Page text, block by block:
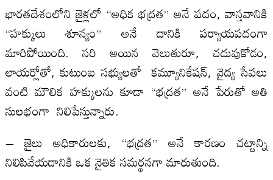
భారతదేశంలోని జైళ్లలో “అధిక భద్రత” అనే పదం, వాస్తవానికి
“హక్కులు శూన్యం” అనే దానికి పర్యాయపదంగా
మారిపోయింది. సరి అయిన వెలుతురూ, చదువుకోడం,
లాయర్లోతో, కుటుంబ సభ్యులతో కమ్యూనికేషన్, వైద్య సేవలు
వంటి మౌలిక హక్కులను కూడా “భద్రత” అనే పేరుతో అతి
సులభంగా నిలిపేస్తున్నారు.
– జైలు అధికారులకు, “భద్రత” అనే కారణం చట్టాన్ని
నిలిపివేయడానికి ఒక నైతిక సమర్థనగా మారుతుంది.